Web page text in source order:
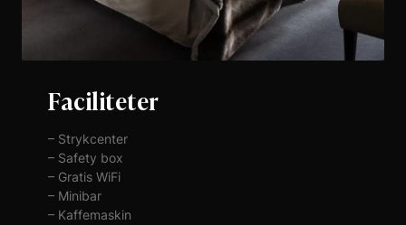
Faciliteter
– Strykcenter
– Safety box
– Gratis WiFi
– Minibar
– Kaffemaskin